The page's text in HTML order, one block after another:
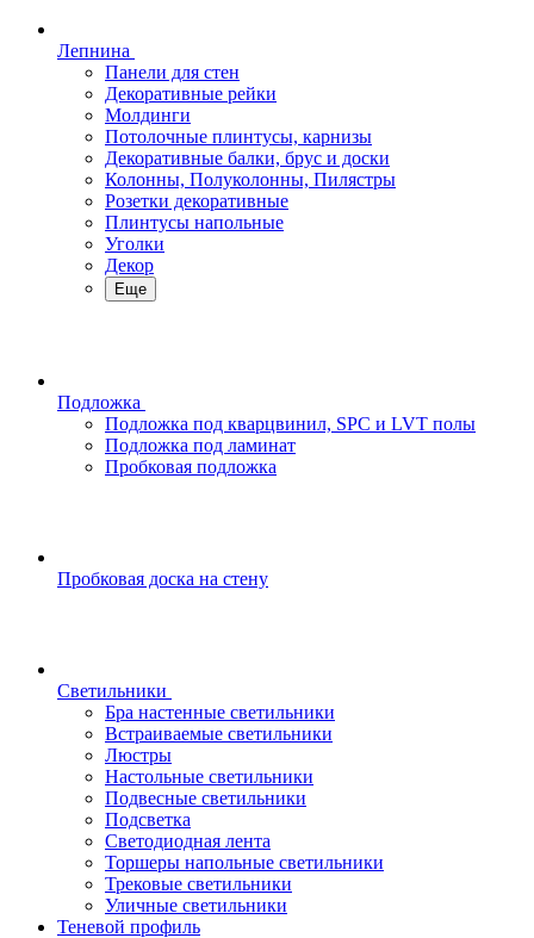
Лепнина
Панели для стен
Декоративные рейки
Молдинги
Потолочные плинтусы, карнизы
Декоративные балки, брус и доски
Колонны, Полуколонны, Пилястры
Розетки декоративные
Плинтусы напольные
Уголки
Декор
Еще
Подложка
Подложка под кварцвинил, SPC и LVT полы
Подложка под ламинат
Пробковая подложка
Пробковая доска на стену
Светильники
Бра настенные светильники
Встраиваемые светильники
Люстры
Настольные светильники
Подвесные светильники
Подсветка
Светодиодная лента
Торшеры напольные светильники
Трековые светильники
Уличные светильники
Теневой профиль